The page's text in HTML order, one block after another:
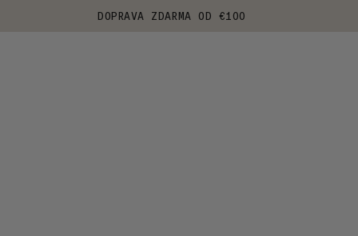
DOPRAVA ZDARMA OD €100